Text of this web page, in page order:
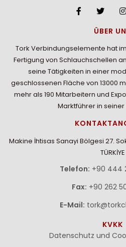
ÜBER
Tork Verbindungselemente hat
Fertigung von Schlauchschellen
seine Tätigkeiten in einer
geschlossenen Fläche von 13000
mehr als 190 Mitarbeitern und
Marktführer in
Makine İhtisas Sanayi Bölgesi 27.
TÜRKİYE
Telefon: +90 444
Fax: +90 262
E-Mail:
KVKK
Datenschutz und